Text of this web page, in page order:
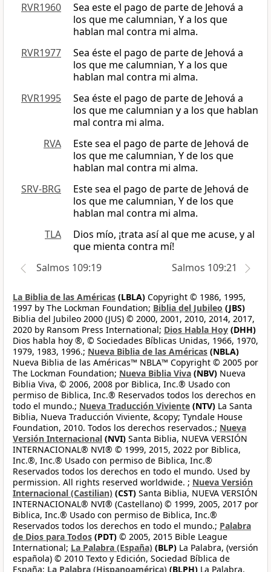
RVR1960
Sea este el pago de parte de Jehová a
los que me calumnian, Y a los que
hablan mal contra mi alma.
RVR1977
Sea éste el pago de parte de Jehová a
los que me calumnian, Y a los que
hablan mal contra mi alma.
RVR1995
Sea éste el pago de parte de Jehová a
los que me calumnian y a los que hablan
mal contra mi alma.
RVA
Este sea el pago de parte de Jehová de
los que me calumnian, Y de los que
hablan mal contra mi alma.
SRV-BRG
Este sea el pago de parte de Jehová de
los que me calumnian, Y de los que
hablan mal contra mi alma.
TLA
Dios mío, ¡trata así al que me acuse, y al
que mienta contra mí!
Salmos 109:19
Salmos 109:21
La Biblia de las Américas (LBLA) Copyright © 1986, 1995,
1997 by The Lockman Foundation; Biblia del Jubileo (JBS)
Biblia del Jubileo 2000 (JUS) © 2000, 2001, 2010, 2014, 2017,
2020 by Ransom Press International; Dios Habla Hoy (DHH)
Dios habla hoy ®, © Sociedades Bíblicas Unidas, 1966, 1970,
1979, 1983, 1996.; Nueva Biblia de las Américas (NBLA)
Nueva Biblia de las Américas™ NBLA™ Copyright © 2005 por
The Lockman Foundation; Nueva Biblia Viva (NBV) Nueva
Biblia Viva, © 2006, 2008 por Biblica, Inc.® Usado con
permiso de Biblica, Inc.® Reservados todos los derechos en
todo el mundo.; Nueva Traducción Viviente (NTV) La Santa
Biblia, Nueva Traducción Viviente, &copy; Tyndale House
Foundation, 2010. Todos los derechos reservados.; Nueva
Versión Internacional (NVI) Santa Biblia, NUEVA VERSIÓN
INTERNACIONAL® NVI® © 1999, 2015, 2022 por Biblica,
Inc.®, Inc.® Usado con permiso de Biblica, Inc.®
Reservados todos los derechos en todo el mundo. Used by
permission. All rights reserved worldwide. ; Nueva Versión
Internacional (Castilian) (CST) Santa Biblia, NUEVA VERSIÓN
INTERNACIONAL® NVI® (Castellano) © 1999, 2005, 2017 por
Biblica, Inc.® Usado con permiso de Biblica, Inc.®
Reservados todos los derechos en todo el mundo.; Palabra
de Dios para Todos (PDT) © 2005, 2015 Bible League
International; La Palabra (España) (BLP) La Palabra, (versión
española) © 2010 Texto y Edición, Sociedad Bíblica de
España; La Palabra (Hispanoamérica) (BLPH) La Palabra,